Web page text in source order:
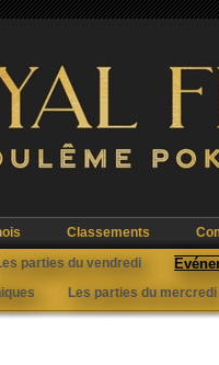
Classements
parties du vendredi
Les parties du mercredi